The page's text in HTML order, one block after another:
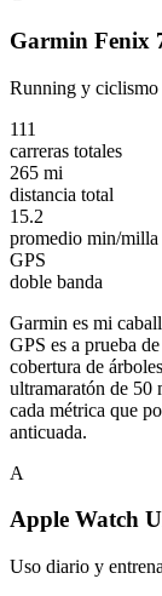
Garmin Fenix
Running y ciclismo
111
carreras totales
265 mi
distancia total
15.2
promedio min/milla
GPS
doble banda
Garmin es mi
GPS es a prueba
cobertura de
ultramaratón de 50
cada métrica que
anticuada.
A
Apple Watch
Uso diario y